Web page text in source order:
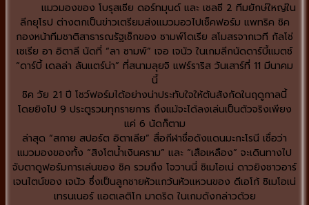
แมวมองของ โบรุสเซีย ดอร์ทมุนด์ และ เชลซี 2 ทีมยักษ์ใหญ่ใน
ลีกยุโรป ต่างตกเป็นข่าวเตรียมส่งแมวมอวไปเช็คฟอร์ม แพทริค ชิค
กองหน้าทีมชาติสาธารณรัฐเช็กของ ซามพ์โดเรีย สโมสรจากเวที กัลโช่
เซเรีย อา อิตาลี นัดที่ “ลา ซามพ์” เจอ เจนัว ในเกมลีกนัดดาร์บี้แมตช์
“ดาร์บี้ เดลล่า ลันแตร์น่า” ที่สนามลุยจิ แฟร์ราริส วันเสาร์ที่ 11 มีนาคม
นี้
ชิค วัย 21 ปี โชว์ฟอร์มได้อย่างน่าประทับใจให้ต้นสังกัดในฤดูกาลนี้
โดยยิงไป 9 ประตูรวมทุกรายการ ถึงแม้จะได้ลงเล่นเป็นตัวจริงเพียง
แค่ 6 นัดก็ตาม
ล่าสุด “สกาย สปอร์ต อิตาเลีย” สื่อกีฬาชื่อดังแดนมะกะโรนี เชื่อว่า
แมวมองของทั้ง “สิงโตน้ำเงินคราม” และ “เสือเหลือง” จะเดินทางไป
จับตาดูฟอร์มการเล่นของ ชิค รวมถึง โจวานนี่ ซิเมโอเน่ ดาวยิงชาวอาร์
เจนไตน์ของ เจนัว ซึ่งเป็นลูกชายหัวแกว้นหัวแหวนของ ดีเอโก้ ซิเมโอเน่
เทรนเนอร์ แอตเลติโก มาดริด ในเกมดังกล่าวด้วย